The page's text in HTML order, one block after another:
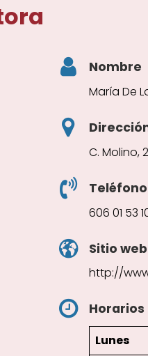
Nombre
María De
C. Molino,
Teléfono
606 01 53
Sitio web
http://
Horarios
Lunes